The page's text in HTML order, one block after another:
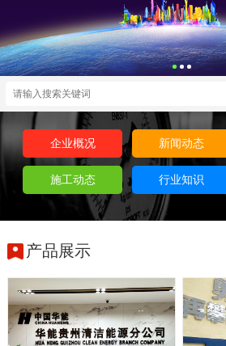
企业概况 新闻动态
施工动态 行业知识
产品展示